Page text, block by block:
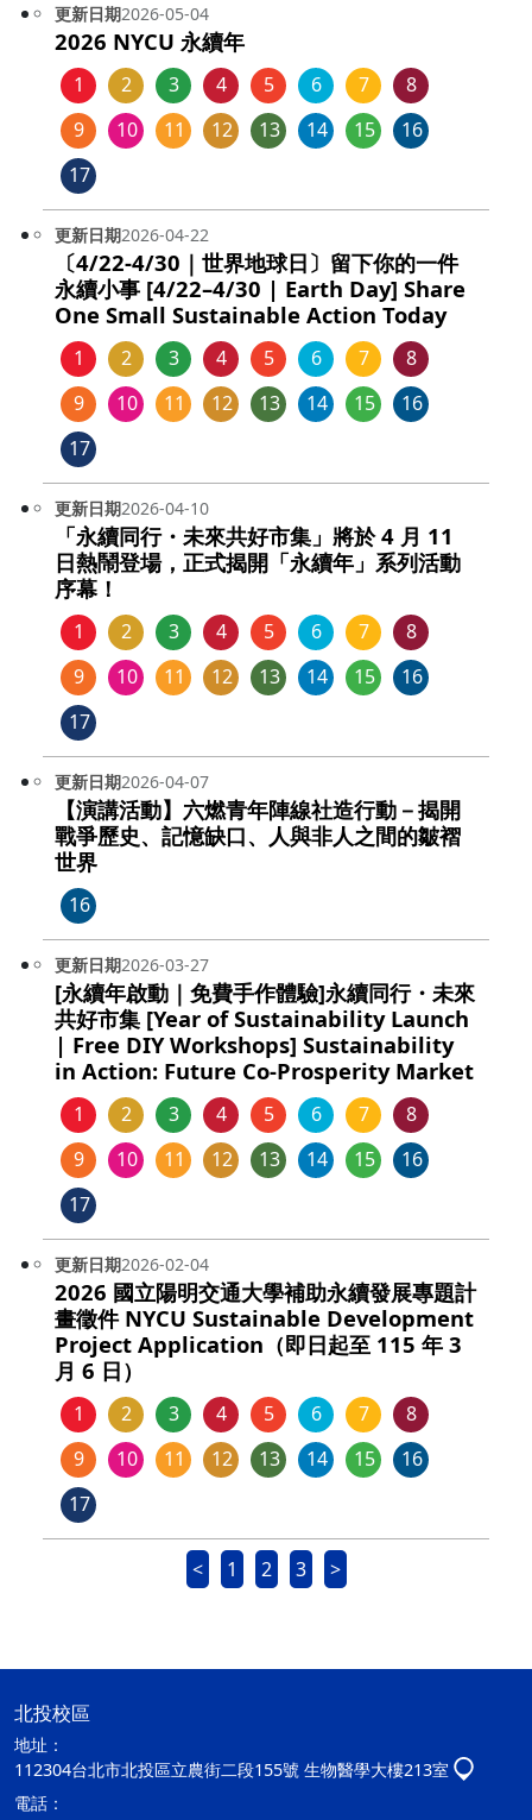
更新日期2026-05-04
2026 NYCU 永續年
1 2 3 4 5 6 7
8
9
10 11 12 13 14 15
16
17
更新日期2026-04-22
〔4/22-4/30｜世界地球日〕留下你的一件
永續小事 [4/22–4/30 | Earth Day] Share
One Small Sustainable Action Today
1 2 3 4 5 6 7
8
9
10 11 12 13 14 15
16
17
更新日期2026-04-10
「永續同行・未來共好市集」將於 4 月 11
日熱鬧登場，正式揭開「永續年」系列活動
序幕！
1 2 3 4 5 6 7
8
9
10 11 12 13 14 15
16
17
更新日期2026-04-07
【演講活動】六燃青年陣線社造行動－揭開
戰爭歷史、記憶缺口、人與非人之間的皺褶
世界
16
更新日期2026-03-27
[永續年啟動｜免費手作體驗]永續同行・未來
共好市集 [Year of Sustainability Launch
| Free DIY Workshops] Sustainability
in Action: Future Co-Prosperity Market
1 2 3 4 5 6 7
8
9
10 11 12 13 14 15
16
17
更新日期2026-02-04
2026 國立陽明交通大學補助永續發展專題計
畫徵件 NYCU Sustainable Development
Project Application（即日起至 115 年 3
月 6 日）
1 2 3 4 5 6 7
8
9
10 11 12 13 14 15
16
17
< 1 2 3 >
北投校區
地址：
112304台北市北投區立農街二段155號 生物醫學大樓213室
電話：